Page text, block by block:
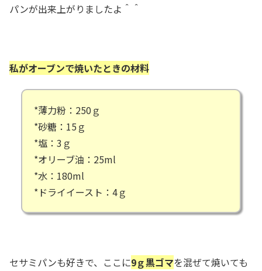
パンが出来上がりましたよ＾＾
私がオーブンで焼いたときの材料
*薄力粉：250ｇ
*砂糖：15ｇ
*塩：3ｇ
*オリーブ油：25ml
*水：180ml
*ドライイースト：4ｇ
セサミパンも好きで、ここに9ｇ黒ゴマを混ぜて焼いても